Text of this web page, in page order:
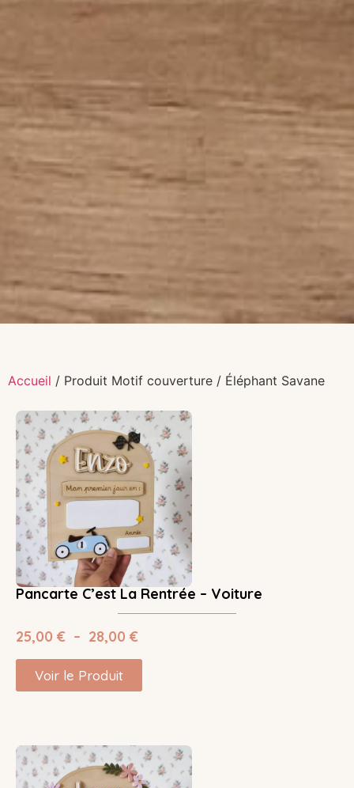
Accueil / Produit Motif couverture / Éléphant Savane
Pancarte C’est La Rentrée – Voiture
25,00 € – 28,00 €
Voir le Produit